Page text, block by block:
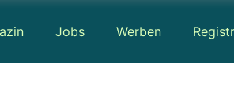
Jobs Werben